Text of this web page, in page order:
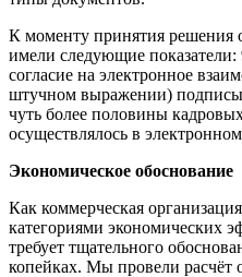
К моменту принятия
имели следующие показатели:
согласие на электронное
штучном выражении)
чуть более половины
осуществлялось в
Экономическое обоснование
Как коммерческая
категориями экономических
требует тщательного
копейках. Мы провели расчёт